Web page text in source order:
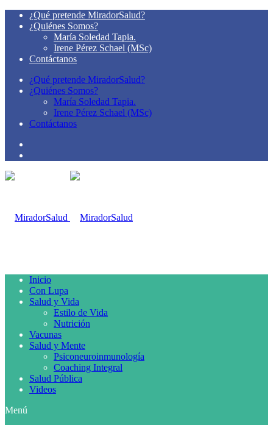
¿Qué pretende MiradorSalud?
¿Quiénes Somos?
María Soledad Tapia.
Irene Pérez Schael (MSc)
Contáctanos
¿Qué pretende MiradorSalud?
¿Quiénes Somos?
María Soledad Tapia.
Irene Pérez Schael (MSc)
Contáctanos
Inicio
Con Lupa
Salud y Vida
Estilo de Vida
Nutrición
Vacunas
Salud y Mente
Psiconeuroinmunología
Coaching Integral
Salud Pública
Videos
Menú